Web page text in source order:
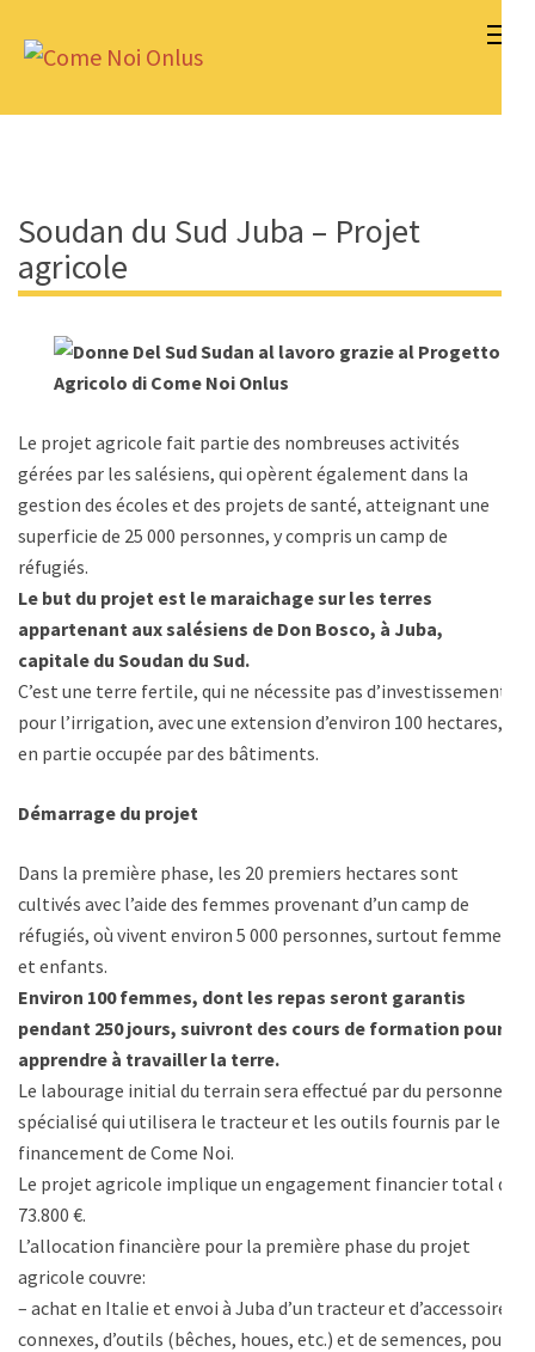
Soudan du Sud Juba – Projet
agricole
Le projet agricole fait partie des nombreuses activités
gérées par les salésiens, qui opèrent également dans la
gestion des écoles et des projets de santé, atteignant une
superficie de 25 000 personnes, y compris un camp de
réfugiés.
Le but du projet est le maraichage sur les terres
appartenant aux salésiens de Don Bosco, à Juba,
capitale du Soudan du Sud.
C’est une terre fertile, qui ne nécessite pas d’investissement
pour l’irrigation, avec une extension d’environ 100 hectares,
en partie occupée par des bâtiments.
Démarrage du projet
Dans la première phase, les 20 premiers hectares sont
cultivés avec l’aide des femmes provenant d’un camp de
réfugiés, où vivent environ 5 000 personnes, surtout femmes
et enfants.
Environ 100 femmes, dont les repas seront garantis
pendant 250 jours, suivront des cours de formation pour
apprendre à travailler la terre.
Le labourage initial du terrain sera effectué par du personnel
spécialisé qui utilisera le tracteur et les outils fournis par le
financement de Come Noi.
Le projet agricole implique un engagement financier total de
73.800 €.
L’allocation financière pour la première phase du projet
agricole couvre:
– achat en Italie et envoi à Juba d’un tracteur et d’accessoires
connexes, d’outils (bêches, houes, etc.) et de semences, pour